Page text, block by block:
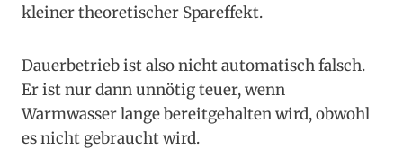
kleiner theoretischer Spareffekt.
Dauerbetrieb ist also nicht automatisch falsch.
Er ist nur dann unnötig teuer, wenn
Warmwasser lange bereitgehalten wird, obwohl
es nicht gebraucht wird.